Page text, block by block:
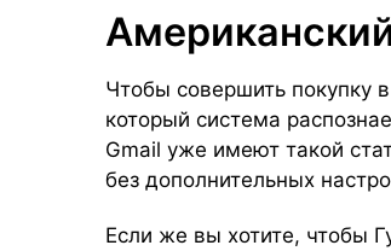
Чтобы совершить покупку
который система
Gmail уже имеют такой
без дополнительных
Если же вы хотите, чтобы